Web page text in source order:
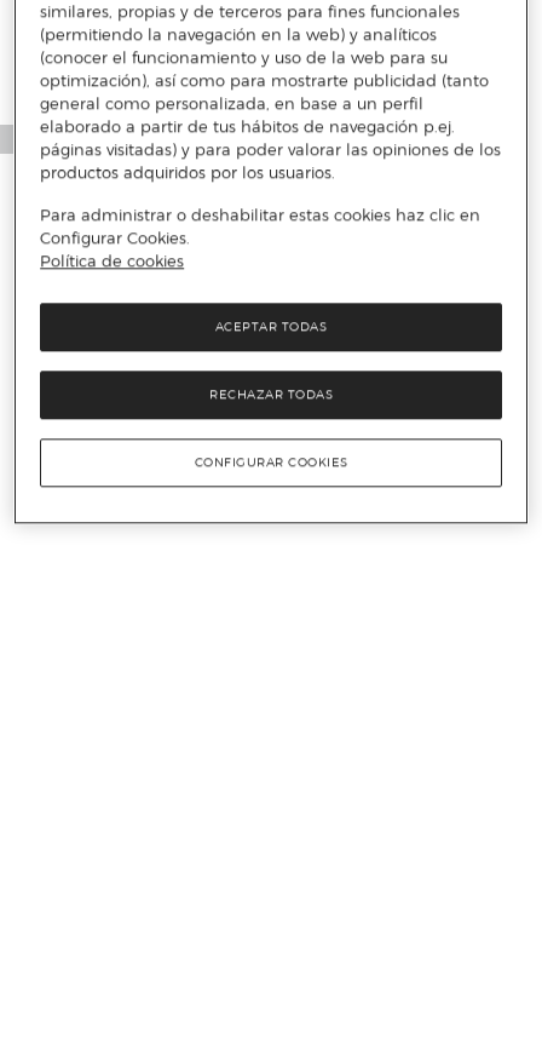
similares, propias y de terceros para fines funcionales
(permitiendo la navegación en la web) y analíticos
(conocer el funcionamiento y uso de la web para su
optimización), así como para mostrarte publicidad (tanto
general como personalizada, en base a un perfil
elaborado a partir de tus hábitos de navegación p.ej.
páginas visitadas) y para poder valorar las opiniones de los
productos adquiridos por los usuarios.
Para administrar o deshabilitar estas cookies haz clic en
Configurar Cookies.
Política de cookies
RECHAZAR TODAS
ACEPTAR TODAS
CONFIGURAR COOKIES